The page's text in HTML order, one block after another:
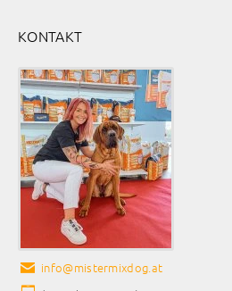
KONTAKT
info@mistermixdog.at